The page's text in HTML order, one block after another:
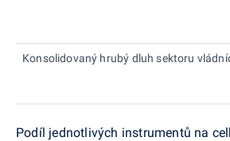
Konsolidovaný hrubý dluh sektoru
Podíl jednotlivých instrumentů na